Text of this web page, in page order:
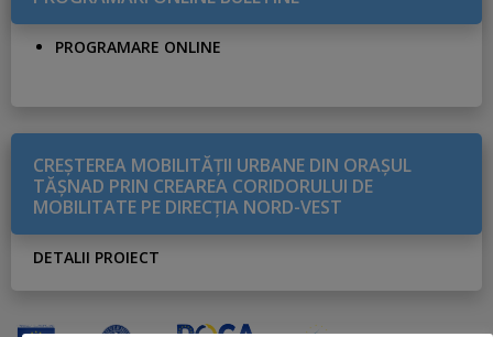
PROGRAMARE ONLINE
CREŞTEREA MOBILITĂŢII URBANE DIN ORAŞUL
TĂŞNAD PRIN CREAREA CORIDORULUI DE
MOBILITATE PE DIRECŢIA NORD-VEST
DETALII PROIECT